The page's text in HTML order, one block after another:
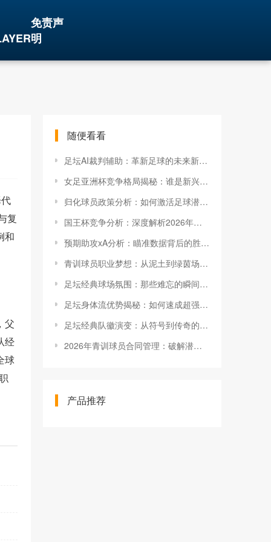
免责声
明
复
和
父
经
球
随便看看
足坛AI裁判辅助：革新足球的未来新战场
女足亚洲杯竞争格局揭秘：谁是新兴的领跑者？
归化球员政策分析：如何激活足球潜能的新引擎
国王杯竞争分析：深度解析2026年的制胜策略
预期助攻xA分析：瞄准数据背后的胜负关键
青训球员职业梦想：从泥土到绿茵场的逆袭之路
足坛经典球场氛围：那些难忘的瞬间与秘密
足坛身体流优势揭秘：如何速成超强身体素质
足坛经典队徽演变：从符号到传奇的背后故事
2026年青训球员合同管理：破解潜力股的关键密码
产品推荐